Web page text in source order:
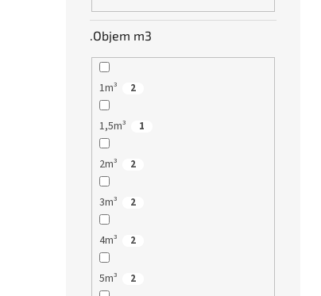
.Objem m3
1m³ 2
1,5m³ 1
2m³ 2
3m³ 2
4m³ 2
5m³ 2